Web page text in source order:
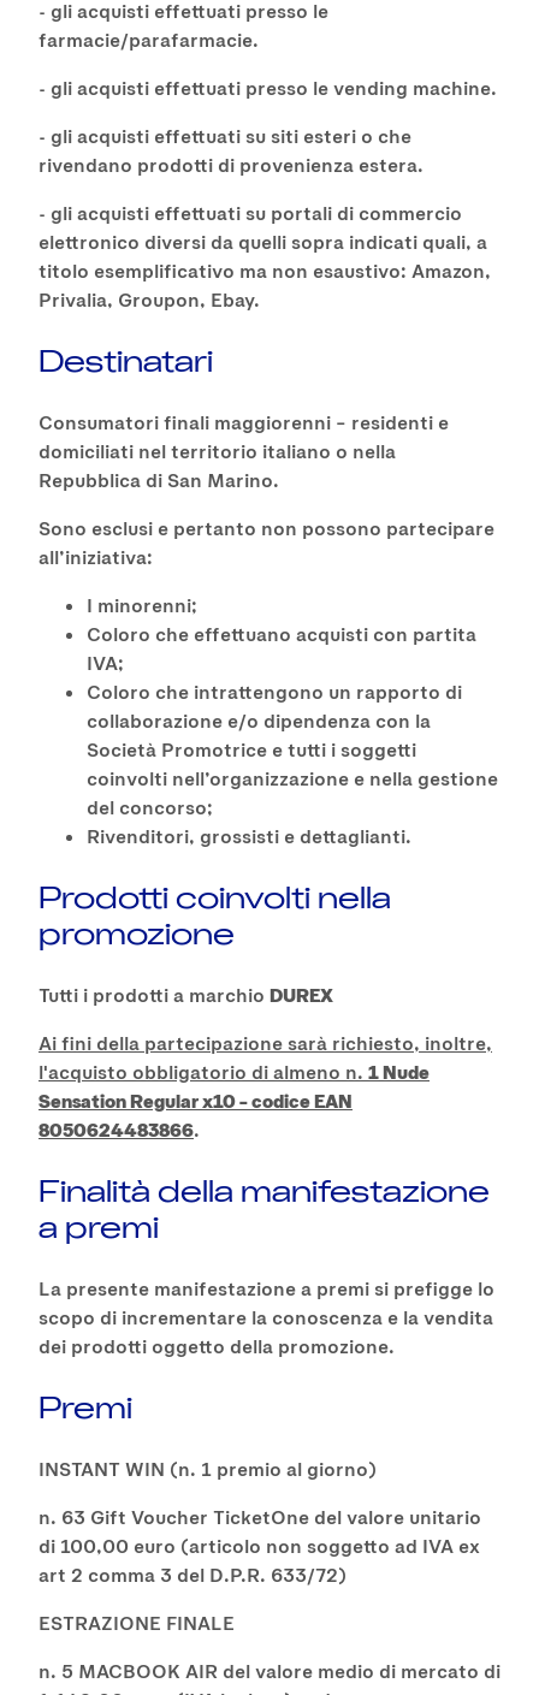
- gli acquisti effettuati presso le
farmacie/parafarmacie.
- gli acquisti effettuati presso le vending machine.
- gli acquisti effettuati su siti esteri o che
rivendano prodotti di provenienza estera.
- gli acquisti effettuati su portali di commercio
elettronico diversi da quelli sopra indicati quali, a
titolo esemplificativo ma non esaustivo: Amazon,
Privalia, Groupon, Ebay.
Destinatari
Consumatori finali maggiorenni – residenti e
domiciliati nel territorio italiano o nella
Repubblica di San Marino.
Sono esclusi e pertanto non possono partecipare
all’iniziativa:
I minorenni;
Coloro che effettuano acquisti con partita
IVA;
Coloro che intrattengono un rapporto di
collaborazione e/o dipendenza con la
Società Promotrice e tutti i soggetti
coinvolti nell’organizzazione e nella gestione
del concorso;
Rivenditori, grossisti e dettaglianti.
Prodotti coinvolti nella
promozione
Tutti i prodotti a marchio DUREX
Ai fini della partecipazione sarà richiesto, inoltre,
l'acquisto obbligatorio di almeno n. 1 Nude
Sensation Regular x10 – codice EAN
8050624483866.
Finalità della manifestazione
a premi
La presente manifestazione a premi si prefigge lo
scopo di incrementare la conoscenza e la vendita
dei prodotti oggetto della promozione.
Premi
INSTANT WIN (n. 1 premio al giorno)
n. 63 Gift Voucher TicketOne del valore unitario
di 100,00 euro (articolo non soggetto ad IVA ex
art 2 comma 3 del D.P.R. 633/72)
ESTRAZIONE FINALE
n. 5 MACBOOK AIR del valore medio di mercato di